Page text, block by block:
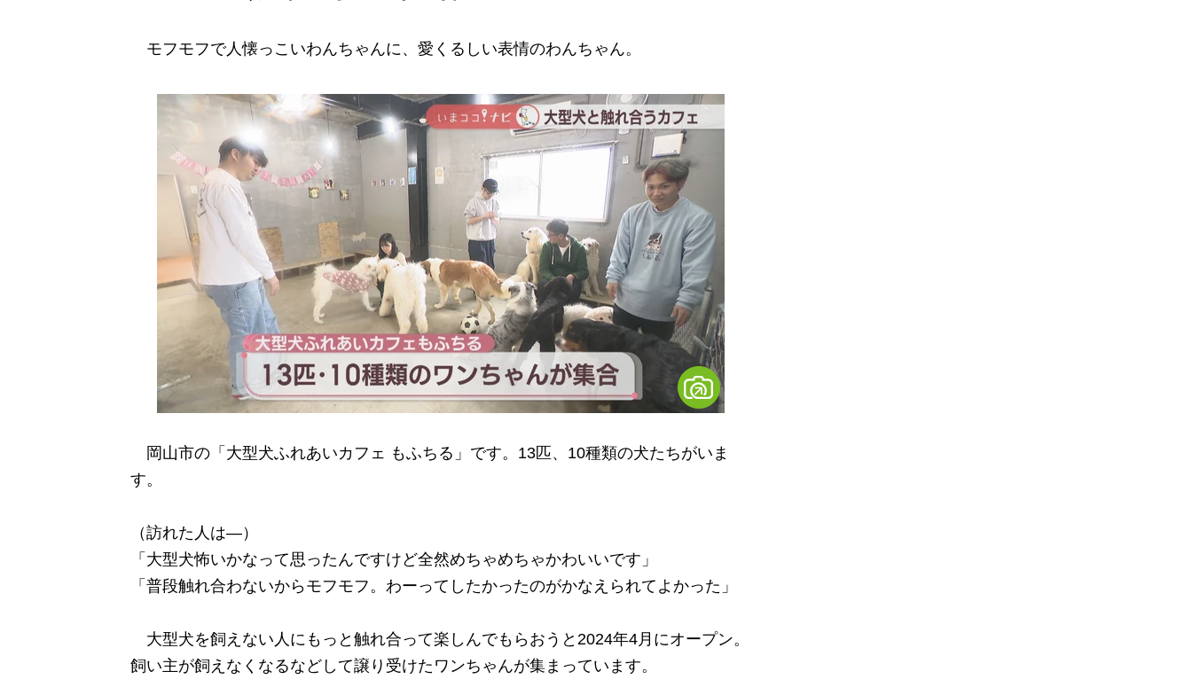
モフモフで人懐っこいわんちゃんに、愛くるしい表情のわんちゃん。
岡山市の「大型犬ふれあいカフェ もふちる」です。13匹、10種類の犬たちがいま
す。
（訪れた人は―）
「大型犬怖いかなって思ったんですけど全然めちゃめちゃかわいいです」
「普段触れ合わないからモフモフ。わーってしたかったのがかなえられてよかった」
大型犬を飼えない人にもっと触れ合って楽しんでもらおうと2024年4月にオープン。
飼い主が飼えなくなるなどして譲り受けたワンちゃんが集まっています。